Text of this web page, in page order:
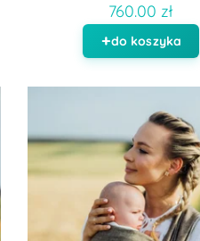
760.00 zł
do koszyka